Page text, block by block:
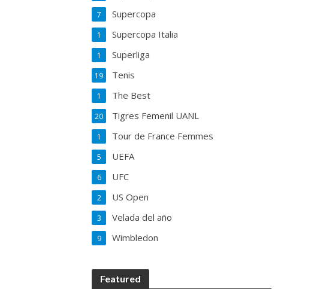
Supercopa
7
Supercopa Italia
1
Superliga
1
Tenis
19
The Best
1
Tigres Femenil UANL
20
Tour de France Femmes
1
UEFA
5
UFC
6
US Open
2
Velada del año
3
Wimbledon
9
Featured